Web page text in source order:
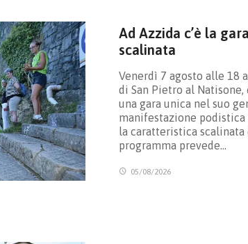
Ad Azzida c’è la
scalinata
Venerdì 7 agosto alle 18
di San Pietro al
una gara unica nel suo
manifestazione
la caratteristica scalinata
programma prevede…
05/08/2026